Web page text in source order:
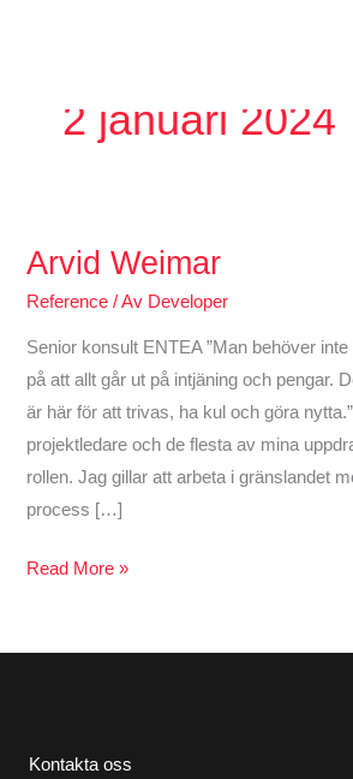
Nyheter
Kundreferenser
English
KONTAKT
2 januari 2024
Arvid Weimar
Reference / Av Developer
Senior konsult ENTEA ”Man behöver
på att allt går ut på intjäning och pengar.
är här för att trivas, ha kul och göra
projektledare och de flesta av mina
rollen. Jag gillar att arbeta i gränslandet
process […]
Arvid
Weimar
Read More »
Kontakta oss